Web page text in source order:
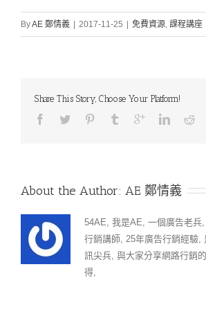
ByAE 鄭情義 | 2017-11-25 | 免費資源, 課程講座
Share This Story, Choose Your Platform!
About the Author: AE 鄭情義
54AE, 我是AE, 一個廣告老兵
行銷講師, 25年廣告行銷經驗,
訊尖兵, 與大家分享網路行銷
得,